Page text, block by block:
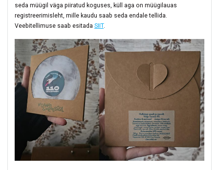
seda müügil väga piiratud koguses, küll aga on müügilauas
registreerimisleht, mille kaudu saab seda endale tellida.
Veebitellimuse saab esitada SIIT.